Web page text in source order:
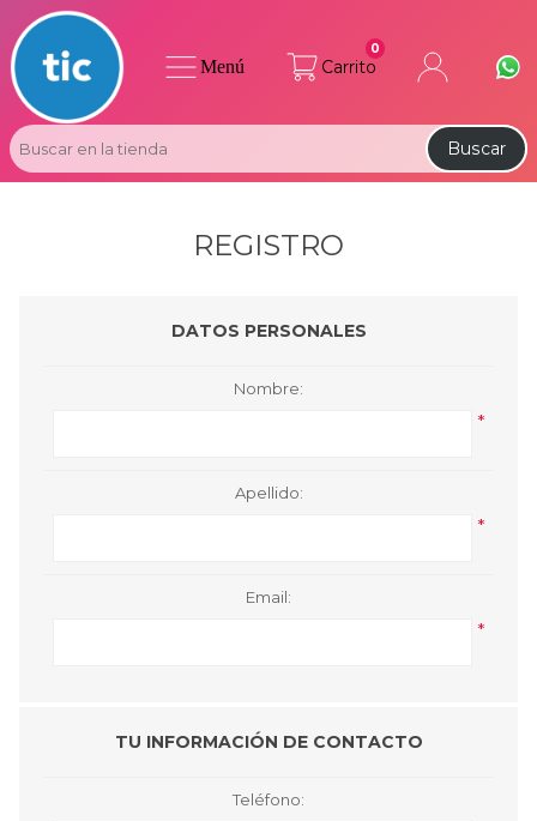
Carrito
0
Buscar
Menú
REGISTRO
DATOS PERSONALES
Nombre:
*
Apellido:
*
Email:
*
TU INFORMACIÓN DE CONTACTO
Teléfono: